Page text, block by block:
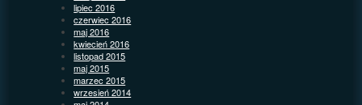
lipiec 2016
czerwiec 2016
maj 2016
kwiecień 2016
listopad 2015
maj 2015
marzec 2015
wrzesień 2014